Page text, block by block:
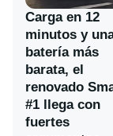
Carga en 12
minutos y
batería más
barata, el
renovado
#1 llega con
fuertes